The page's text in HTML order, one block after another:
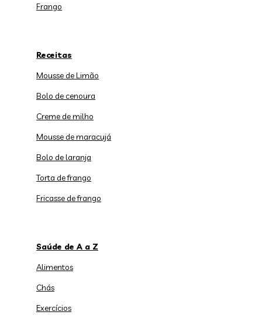
Frango
Receitas
Mousse de Limão
Bolo de cenoura
Creme de milho
Mousse de maracujá
Bolo de laranja
Torta de frango
Fricasse de frango
Saúde de A a Z
Alimentos
Chás
Exercícios